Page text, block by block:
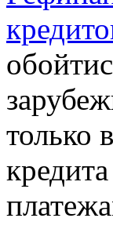
только